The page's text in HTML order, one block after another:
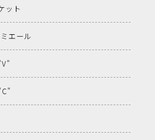
ット
エール